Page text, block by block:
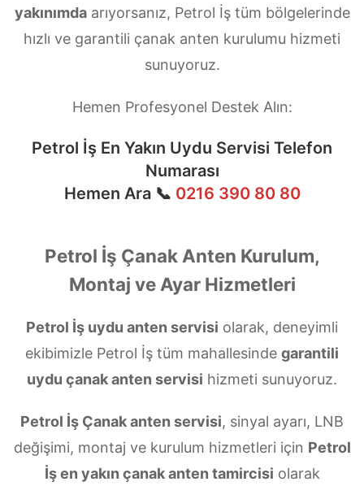
yakınımdaarıyorsanız, Petrol İş tüm bölgelerinde
hızlı ve garantili çanak anten kurulumu hizmeti
sunuyoruz.
Hemen Profesyonel Destek Alın:
Petrol İş En Yakın Uydu Servisi Telefon
Numarası
Hemen Ara 📞 0216 390 80 80
Petrol İş Çanak Anten Kurulum,
Montaj ve Ayar Hizmetleri
Petrol İş uydu anten servisi olarak, deneyimli
ekibimizle Petrol İş tüm mahallesinde garantili
uydu çanak anten servisi hizmeti sunuyoruz.
Petrol İş Çanak anten servisi, sinyal ayarı, LNB
değişimi, montaj ve kurulum hizmetleri için Petrol
İş en yakın çanak anten tamircisi olarak